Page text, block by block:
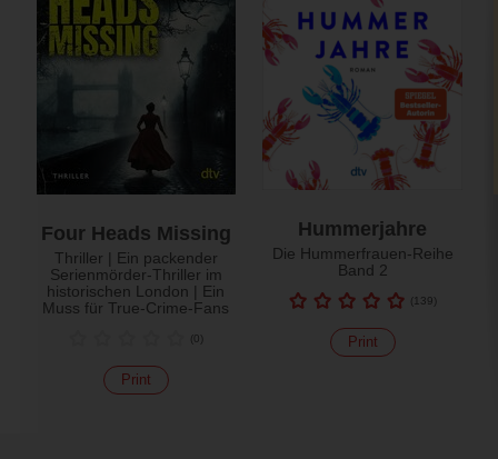
Four Heads Missing
Thriller | Ein packender
Serienmörder-Thriller im
historischen London | Ein
Muss für True-Crime-Fans
(0)
Print
Hummerjahre
Die Hummerfrauen-Reihe
Band 2
(139)
Print